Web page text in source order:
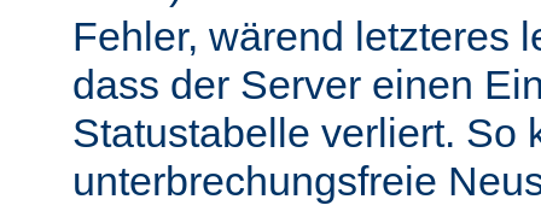
Fehler, wärend letzteres
dass der Server einen
Statustabelle verliert. So
unterbrechungsfreie